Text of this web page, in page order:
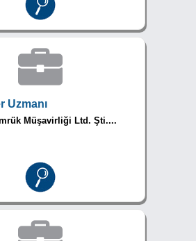
Uzmanı
Müşavirliği Ltd. Şti....